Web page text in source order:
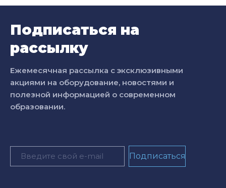
Подписаться на
рассылку
Ежемесячная рассылка с эксклюзивными
акциями на оборудование, новостями и
полезной информацией о современном
образовании.